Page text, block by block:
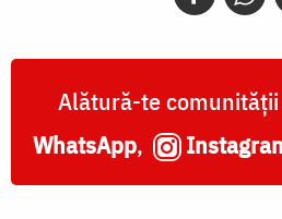
Alătură-te
WhatsApp,